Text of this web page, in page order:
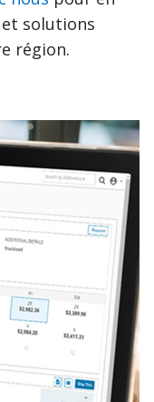
solutions
région.